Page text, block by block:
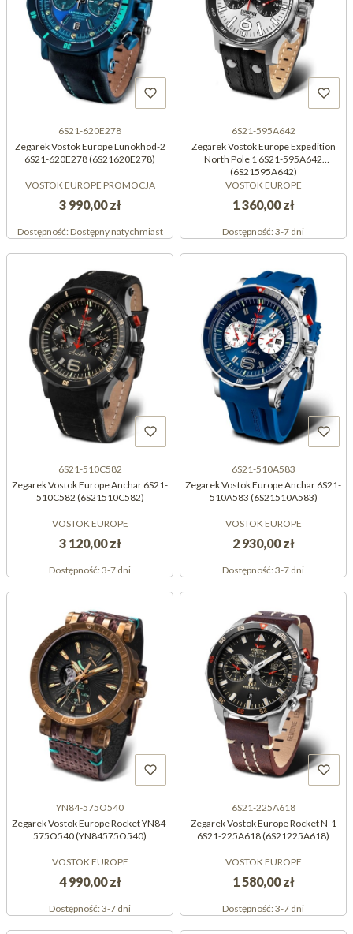
6S21-620E278
Zegarek Vostok Europe Lunokhod-2
6S21-620E278 (6S21620E278)
VOSTOK EUROPE PROMOCJA
3 990,00 zł
Dostępność:Dostępny natychmiast
6S21-595A642
Zegarek Vostok Europe Expedition
North Pole 1 6S21-595A642
(6S21595A642)
VOSTOK EUROPE
1 360,00 zł
Dostępność:3-7 dni
6S21-510C582
Zegarek Vostok Europe Anchar 6S21-
510C582 (6S21510C582)
VOSTOK EUROPE
3 120,00 zł
Dostępność:3-7 dni
6S21-510A583
Zegarek Vostok Europe Anchar 6S21-
510A583 (6S21510A583)
VOSTOK EUROPE
2 930,00 zł
Dostępność:3-7 dni
YN84-575O540
Zegarek Vostok Europe Rocket YN84-
575O540 (YN84575O540)
VOSTOK EUROPE
4 990,00 zł
Dostępność:3-7 dni
6S21-225A618
Zegarek Vostok Europe Rocket N-1
6S21-225A618 (6S21225A618)
VOSTOK EUROPE
1 580,00 zł
Dostępność:3-7 dni